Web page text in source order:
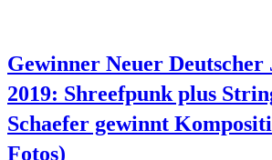
Gewinner Neuer Deutscher
2019: Shreefpunk plus
Schaefer gewinnt
Fotos)